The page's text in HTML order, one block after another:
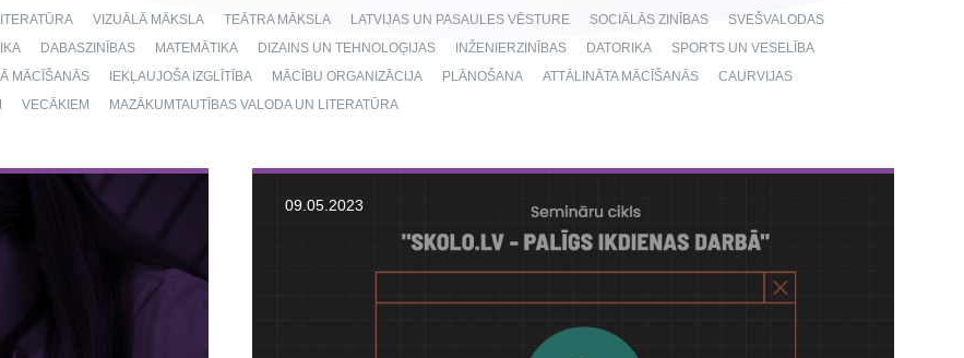
VIZUĀLĀ MĀKSLA TEĀTRA MĀKSLA LATVIJAS UN PASAULES VĒSTURE SOCIĀLĀS ZINĪBAS
SVEŠVALODAS
DABASZINĪBAS MATEMĀTIKA DIZAINS UN TEHNOLOĢIJAS INŽENIERZINĪBAS DATORIKA
SPORTS UN VESELĪBA
MĀCĪŠANĀS IEKĻAUJOŠA IZGLĪTĪBA MĀCĪBU ORGANIZĀCIJA PLĀNOŠANA ATTĀLINĀTA MĀCĪŠANĀS
CAURVIJAS
VECĀKIEM MAZĀKUMTAUTĪBAS VALODA UN LITERATŪRA
09.05.2023